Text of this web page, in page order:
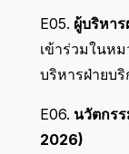
E05. ผู้บริหา
เข้าร่วมในห
บริหารฝ่ายบ
E06. นวัตกร
2026)